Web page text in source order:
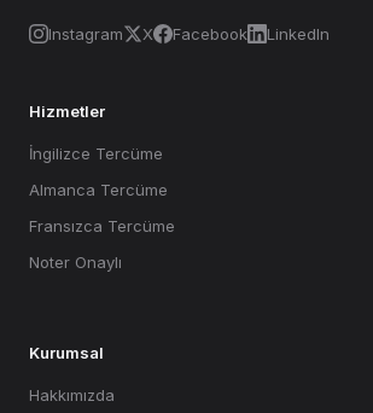
Instagram X Facebook LinkedIn
Hizmetler
İngilizce Tercüme
Almanca Tercüme
Fransızca Tercüme
Noter Onaylı
Kurumsal
Hakkımızda